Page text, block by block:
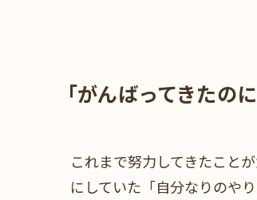
「がんばってきたの
これまで努力してきたこと
にしていた「自分なりのや